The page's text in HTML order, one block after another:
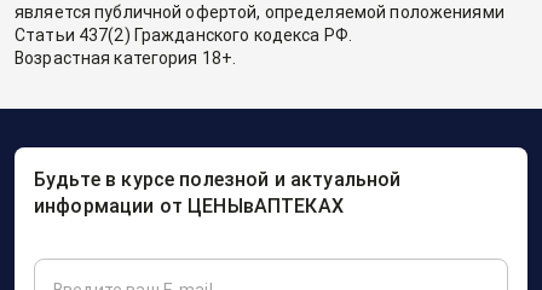
является публичной офертой, определяемой положениями
Статьи 437(2) Гражданского кодекса РФ.
Возрастная категория 18+.
Будьте в курсе полезной и актуальной
информации от ЦЕНЫвАПТЕКАХ